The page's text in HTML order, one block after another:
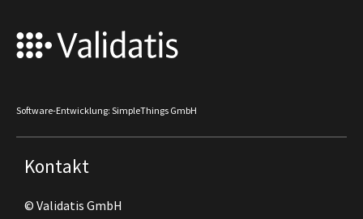
Software-Entwicklung: SimpleThings GmbH
Kontakt
© Validatis GmbH